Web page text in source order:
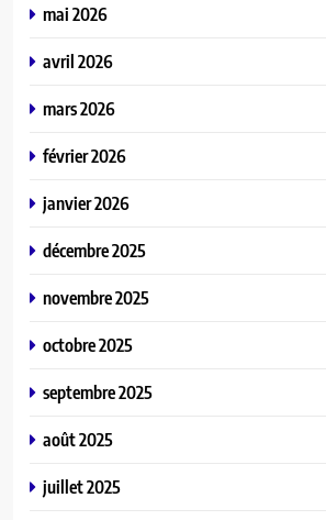
mai 2026
avril 2026
mars 2026
février 2026
janvier 2026
décembre 2025
novembre 2025
octobre 2025
septembre 2025
août 2025
juillet 2025